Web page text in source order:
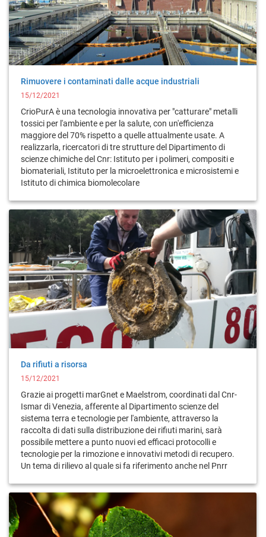
Rimuovere i contaminati dalle acque industriali
15/12/2021
CrioPurA è una tecnologia innovativa per "catturare" metalli
tossici per l'ambiente e per la salute, con un'efficienza
maggiore del 70% rispetto a quelle attualmente usate. A
realizzarla, ricercatori di tre strutture del Dipartimento di
scienze chimiche del Cnr: Istituto per i polimeri, compositi e
biomateriali, Istituto per la microelettronica e microsistemi e
Istituto di chimica biomolecolare
Da rifiuti a risorsa
15/12/2021
Grazie ai progetti marGnet e Maelstrom, coordinati dal Cnr-
Ismar di Venezia, afferente al Dipartimento scienze del
sistema terra e tecnologie per l'ambiente, attraverso la
raccolta di dati sulla distribuzione dei rifiuti marini, sarà
possibile mettere a punto nuovi ed efficaci protocolli e
tecnologie per la rimozione e innovativi metodi di recupero.
Un tema di rilievo al quale si fa riferimento anche nel Pnrr